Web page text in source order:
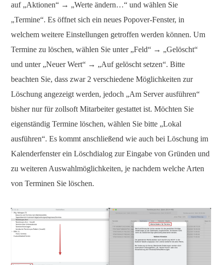
auf „Aktionen“ → „Werte ändern…“ und wählen Sie
„Termine“. Es öffnet sich ein neues Popover-Fenster, in
welchem weitere Einstellungen getroffen werden können. Um
Termine zu löschen, wählen Sie unter „Feld“ → „Gelöscht“
und unter „Neuer Wert“ → „Auf gelöscht setzen“. Bitte
beachten Sie, dass zwar 2 verschiedene Möglichkeiten zur
Löschung angezeigt werden, jedoch „Am Server ausführen“
bisher nur für zollsoft Mitarbeiter gestattet ist. Möchten Sie
eigenständig Termine löschen, wählen Sie bitte „Lokal
ausführen“. Es kommt anschließend wie auch bei Löschung im
Kalenderfenster ein Löschdialog zur Eingabe von Gründen und
zu weiteren Auswahlmöglichkeiten, je nachdem welche Arten
von Terminen Sie löschen.